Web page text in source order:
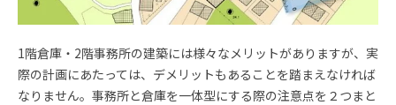
1階倉庫・2階事務所の建築には様々なメリットがありますが、実
際の計画にあたっては、デメリットもあることを踏まえなければ
なりません。事務所と倉庫を一体型にする際の注意点を２つまと